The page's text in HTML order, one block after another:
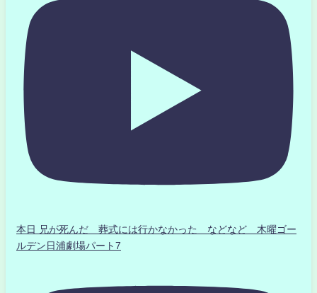
本日 兄が死んだ 葬式には行かなかった などなど 木曜ゴー
ルデン日浦劇場パート7